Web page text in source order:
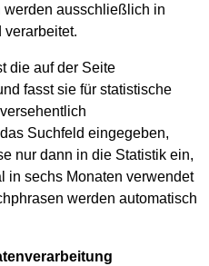
werden ausschließlich in
verarbeitet.
die auf der Seite
fasst sie für statistische
Suchfeld eingegeben,
nur dann in die Statistik ein,
in sechs Monaten verwendet
werden automatisch